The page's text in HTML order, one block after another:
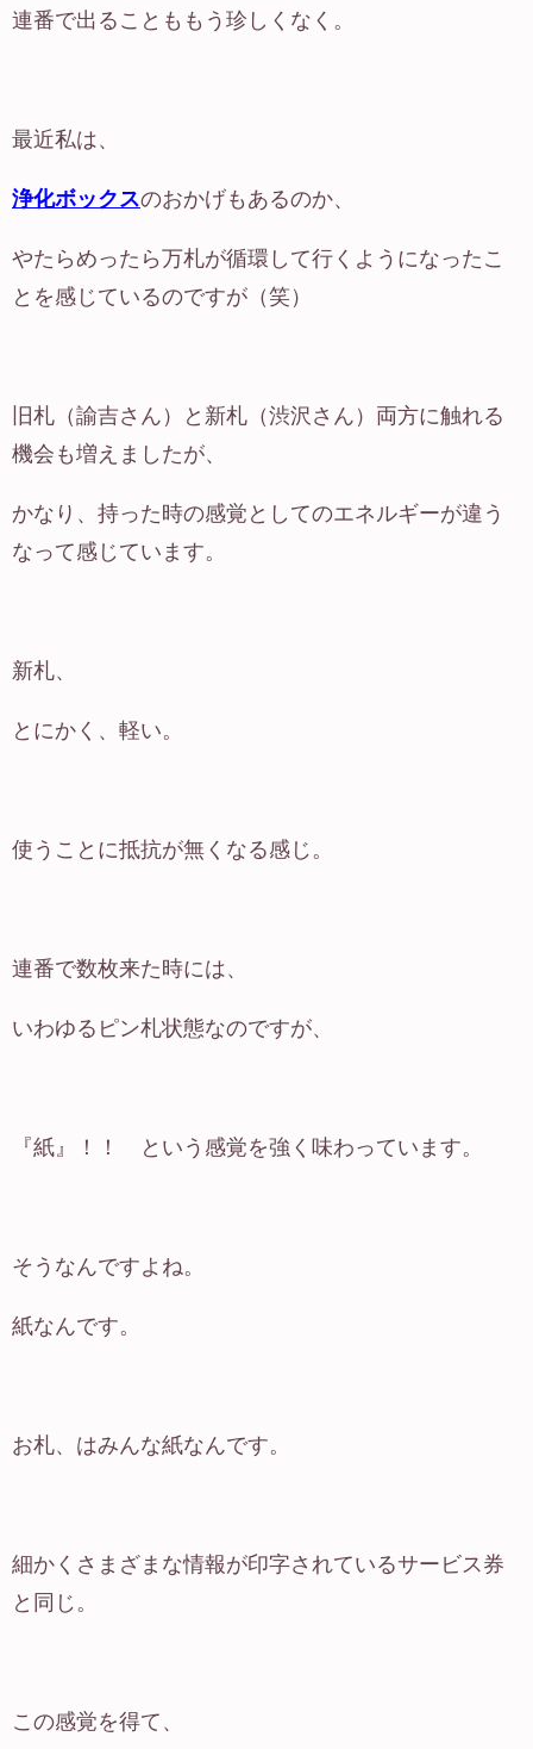
連番で出ることももう珍しくなく。
最近私は、
浄化ボックスのおかげもあるのか、
やたらめったら万札が循環して行くようになったこ
とを感じているのですが（笑）
旧札（諭吉さん）と新札（渋沢さん）両方に触れる
機会も増えましたが、
かなり、持った時の感覚としてのエネルギーが違う
なって感じています。
新札、
とにかく、軽い。
使うことに抵抗が無くなる感じ。
連番で数枚来た時には、
いわゆるピン札状態なのですが、
『紙』！！ という感覚を強く味わっています。
そうなんですよね。
紙なんです。
お札、はみんな紙なんです。
細かくさまざまな情報が印字されているサービス券
と同じ。
この感覚を得て、